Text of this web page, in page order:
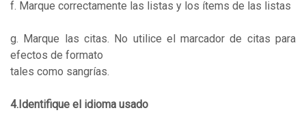
f. Marque correctamente las listas y los ítems de las listas
g. Marque las citas. No utilice el marcador de citas para
efectos de formato
tales como sangrías.
4.Identifique el idioma usado